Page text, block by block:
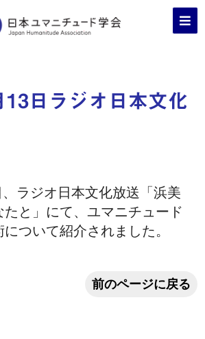
13日ラジオ日本文化
ラジオ日本文化放送「浜美
と」にて、ユマニチュード
ついて紹介されました。
前のページに戻る